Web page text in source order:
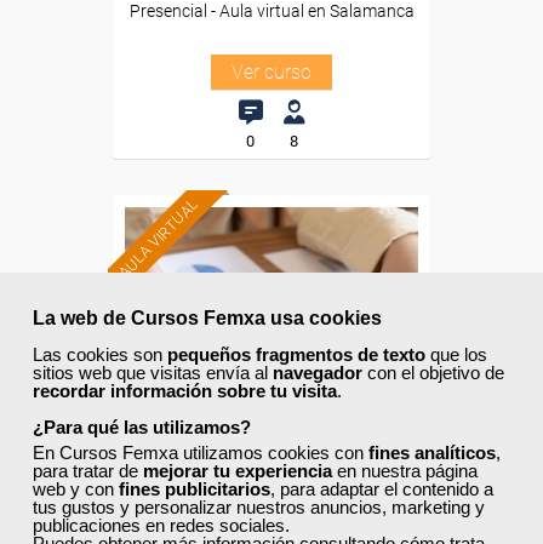
La web de Cursos Femxa usa cookies
Las cookies son pequeños fragmentos de texto que los
sitios web que visitas envía al navegador con el objetivo de
recordar información sobre tu visita.
¿Para qué las utilizamos?
En Cursos Femxa utilizamos cookies con fines analíticos,
para tratar de mejorar tu experienciaen nuestra página
web y con fines publicitarios, para adaptar el contenido a
tus gustos y personalizar nuestros anuncios, marketing y
publicaciones en redes sociales.
Presencial - Aula virtual en Salamanca
Ver curso
0 8
AULA VIRTUAL Formación 100%
Para desempleados,
trabajadores y autónomos
de Madrid.
Para todos los sectores.
Cursos Femxa